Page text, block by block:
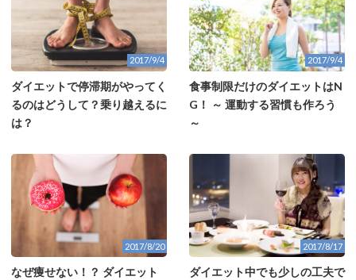
2017/9/4
ダイエットで停滞期がやってく
るのはどうして？乗り越えるに
は？
2017/9/4
食事制限だけのダイエットはN
G！ ～ 運動する習慣も作ろう
～
2017/8/20
なぜ痩せない！？ ダイエット
2017/8/17
ダイエット中でも少しの工夫で